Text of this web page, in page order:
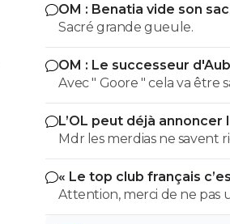
OM : Benatia vide son
prend cher
Sacré grande gueule.
OM : Le successeur
déniché en Belgique
Avec " Goore " cela
L’OL peut déjà
Fonseca
Mdr les merdias ne savent
« Le top club français
Adidas bouscule le PSG
Attention, merci de ne pas
en la présence de